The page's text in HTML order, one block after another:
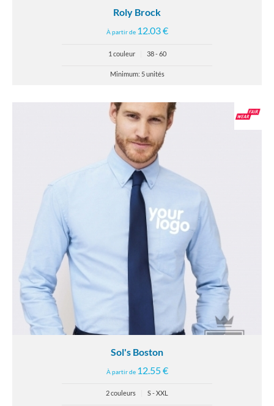
Roly Brock
À partir de 12.03 €
1 couleur 38 - 60
Minimum: 5 unités
Sol's Boston
À partir de 12.55 €
2 couleurs S - XXL